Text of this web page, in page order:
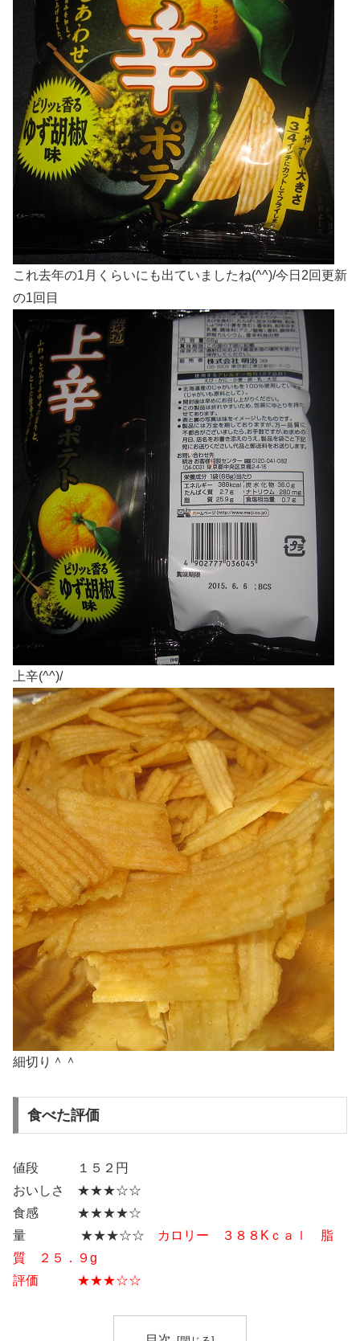
これ去年の1月くらいにも出ていましたね(^^)/今日2回更新
の1回目
上辛(^^)/
細切り＾＾
食べた評価
値段 １５２円
おいしさ ★★★☆☆
食感 ★★★★☆
量 ★★★☆☆
カロリー ３８８Kｃａｌ 脂
質 ２５．９g
評価 ★★★☆☆